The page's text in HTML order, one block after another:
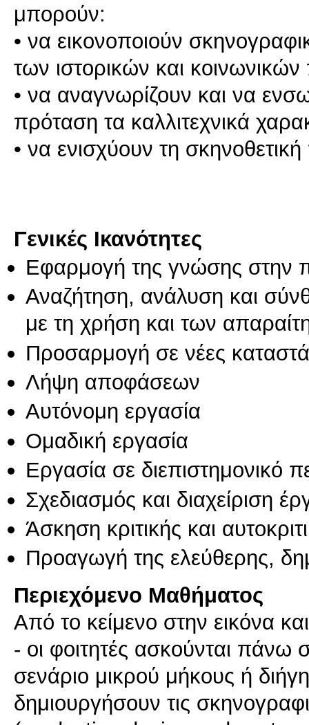
μπορούν:
• να εικονοποιούν
των ιστορικών και
• να αναγνωρίζουν και να
πρόταση τα καλλιτεχνικά
• να ενισχύουν τη
Γενικές Ικανότητες
Εφαρμογή της γνώσης στην
Αναζήτηση, ανάλυση και
με τη χρήση και των
Προσαρμογή σε νέες
Λήψη αποφάσεων
Αυτόνομη εργασία
Ομαδική εργασία
Εργασία σε διεπιστημονικό
Σχεδιασμός και διαχείριση
Άσκηση κριτικής και
Προαγωγή της ελεύθερης,
Περιεχόμενο Μαθήματος
Από το κείμενο στην εικόνα
- οι φοιτητές ασκούνται πάνω
σενάριο μικρού μήκους ή
δημιουργήσουν τις